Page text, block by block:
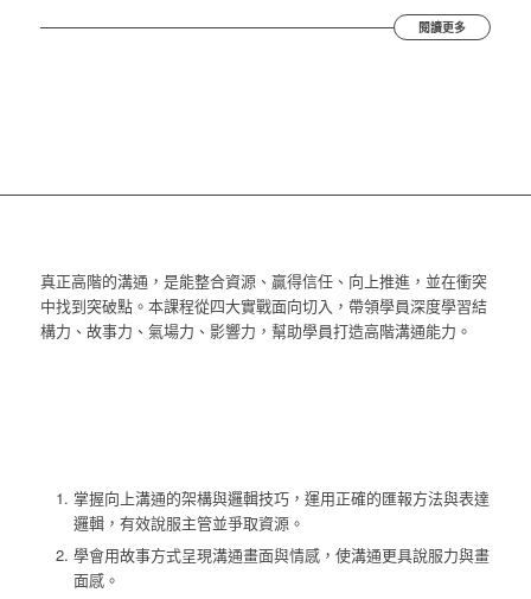
閱讀更多
真正高階的溝通，是能整合資源、贏得信任、向上推進，並在衝突
中找到突破點。本課程從四大實戰面向切入，帶領學員深度學習結
構力、故事力、氣場力、影響力，幫助學員打造高階溝通能力。
掌握向上溝通的架構與邏輯技巧，運用正確的匯報方法與表達
邏輯，有效說服主管並爭取資源。
學會用故事方式呈現溝通畫面與情感，使溝通更具說服力與畫
面感。